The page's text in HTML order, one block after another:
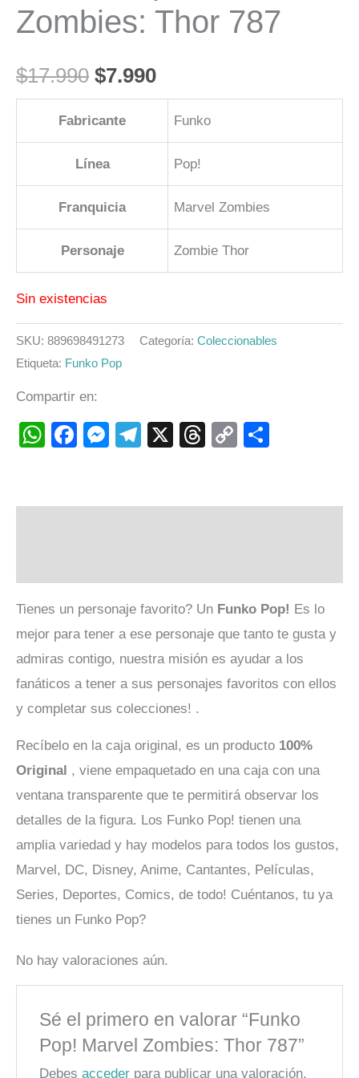
Zombies: Thor 787
$17.990 $7.990
Fabricante Funko
Línea Pop!
Franquicia Marvel Zombies
Personaje Zombie Thor
Sin existencias
SKU: 889698491273 Categoría: Coleccionables
Etiqueta: Funko Pop
Compartir en:
WhatsApp
Facebook
Messenger
Telegram
X Threads
Copy
Tienes un personaje favorito? Un Funko Pop! Es lo
mejor para tener a ese personaje que tanto te gusta y
admiras contigo, nuestra misión es ayudar a los
fanáticos a tener a sus personajes favoritos con ellos
y completar sus colecciones! .
Recíbelo en la caja original, es un producto 100%
Original , viene empaquetado en una caja con una
ventana transparente que te permitirá observar los
detalles de la figura. Los Funko Pop! tienen una
amplia variedad y hay modelos para todos los gustos,
Marvel, DC, Disney, Anime, Cantantes, Películas,
Series, Deportes, Comics, de todo! Cuéntanos, tu ya
tienes un Funko Pop?
No hay valoraciones aún.
Sé el primero en valorar “Funko
Pop! Marvel Zombies: Thor 787”
Debesacceder para publicar una valoración.